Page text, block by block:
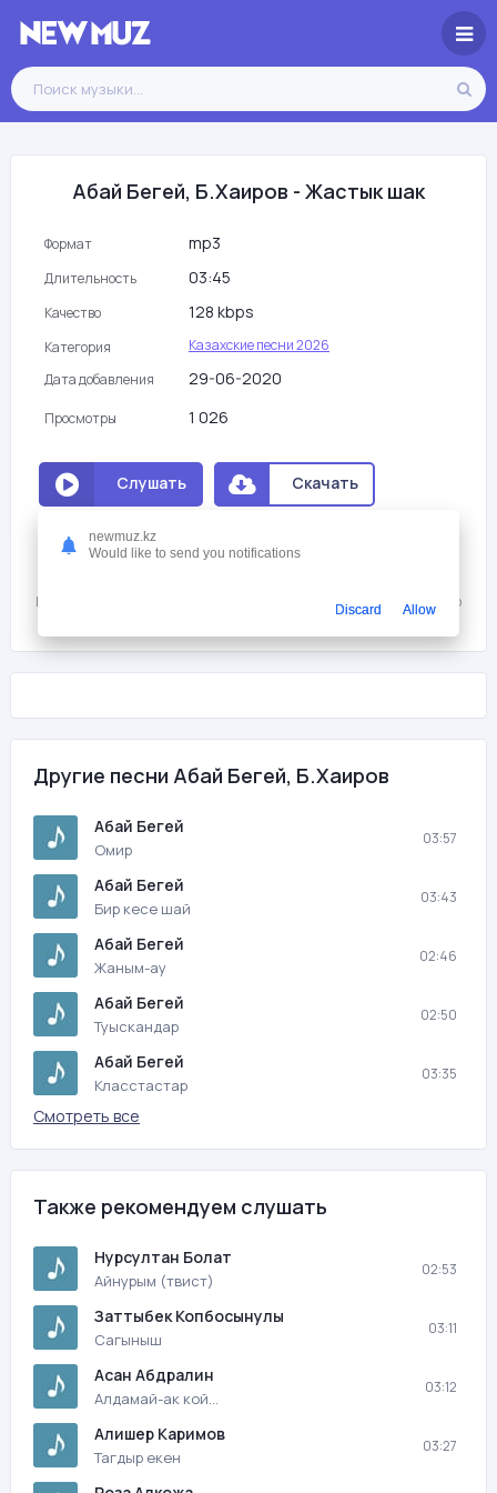
Абай Бегей, Б.Хаиров - Жастык шак
Формат mp3
Длительность 03:45
Качество 128 kbps
Категория
Казахские песни 2026
Дата добавления
29-06-2020
Просмотры 1 026
Слушать Скачать
Мне нравится
Б.Хаиров - Жастык шак с битрейтом 128 kb/s и продолжительностью
03:45 в mp3 формате и слушать онлайн.
Другие песни Абай Бегей, Б.Хаиров
Абай Бегей
Омир
03:57
Абай Бегей
Бир кесе шай
03:43
Абай Бегей
Жаным-ау
02:46
Абай Бегей
Туыскандар
02:50
Абай Бегей
Класстастар
03:35
Смотреть все
Также рекомендуем слушать
Нурсултан Болат
Айнурым (твист)
02:53
Заттыбек Копбосынулы
Сагыныш
03:11
Асан Абдралин
Алдамай-ак кой…
03:12
Алишер Каримов
Тагдыр екен
03:27
newmuz.kz
Would like to send you notifications
Discard Allow